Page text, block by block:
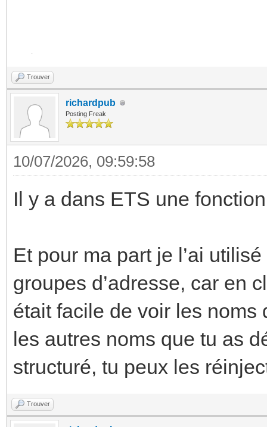
Trouver
richardpub
Posting Freak
10/07/2026, 09:59:58
Il y a dans ETS une
Et pour ma part je l’ai
groupes d’adresse, car en
était facile de voir les
les autres noms que tu as
structuré, tu peux les
Trouver